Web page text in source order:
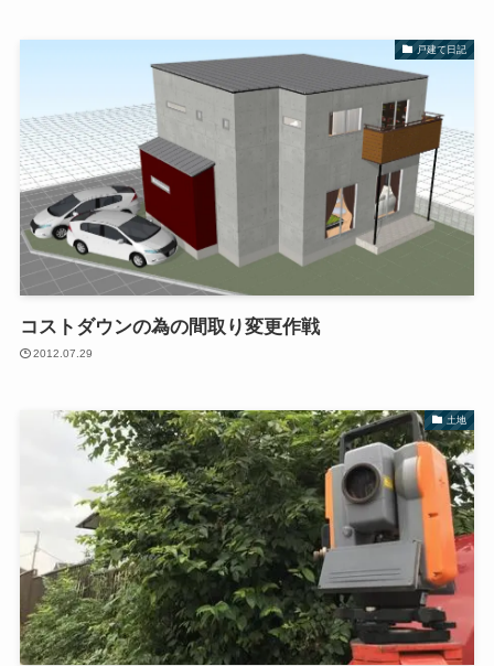
戸建て日記
コストダウンの為の間取り変更作戦
2012.07.29
土地